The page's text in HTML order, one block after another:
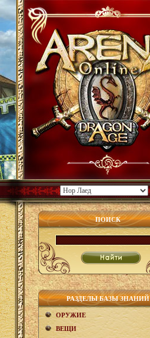
ПОИСК
РАЗДЕЛЫ БАЗЫ ЗНАНИЙ
ОРУЖИЕ
ВЕЩИ